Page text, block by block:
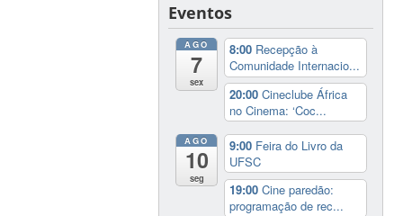
Eventos
AGO
7
sex
8:00 Recepção à
Comunidade Internacio...
20:00Cineclube África
no Cinema: ‘Coc...
AGO
10
seg
9:00 Feira do Livro da
UFSC
19:00Cine paredão:
programação de rec...